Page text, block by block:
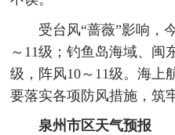
受台风“蔷薇”影响，
～11级；钓鱼岛海域、闽
级，阵风10～11级。海上
要落实各项防风措施，筑
泉州市区天气预报